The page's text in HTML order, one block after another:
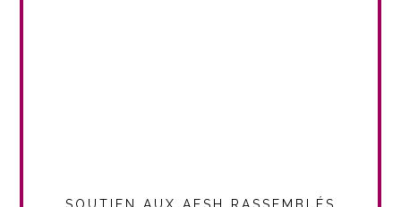
SOUTIEN AUX AESH RASSEMBLÉS